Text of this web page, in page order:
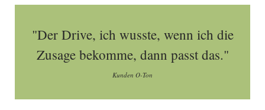
"Der Drive, ich wusste, wenn ich die
Zusage bekomme, dann passt das."
Kunden O-Ton